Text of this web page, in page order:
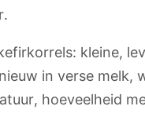
kleine,
in verse
hoeveelheid